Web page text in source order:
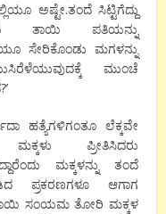
ಅಷ್ಟೇ.ತಂದೆ ಸಿಟ್ಟಿಗೆದ್ದು
ತಾಯಿ ಪತಿಯನ್ನು
ಸೇರಿಕೊಂಡು ಮಗಳನ್ನು
ಮುಂಚೆ
ಹತ್ಯೆಗಳಿಗಂತೂ ಲೆಕ್ಕವೇ
ಪ್ರೀತಿಸಿದರು
ಮಕ್ಕಳನ್ನು ತಂದೆ
ಪ್ರಕರಣಗಳೂ ಆಗಾಗ
ಸಂಯಮ ತೋರಿ ಮಕ್ಕಳ